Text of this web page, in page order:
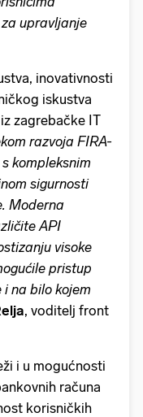
upravljanje
inovativnosti
iskustva
zagrebačke IT
razvoja FIRA-
kompleksnim
sigurnosti
Moderna
API
visoke
pristup
na bilo kojem
, voditelj front
i u mogućnosti
računa
korisničkih